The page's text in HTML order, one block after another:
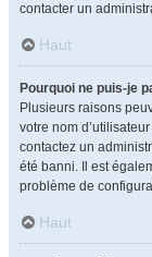
contacter un
Haut
Pourquoi ne puis-je
Plusieurs raisons
votre nom
contactez un
été banni. Il est
problème de
Haut